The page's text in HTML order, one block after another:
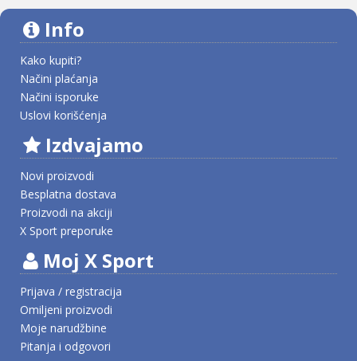
Info
Kako kupiti?
Načini plaćanja
Načini isporuke
Uslovi korišćenja
Izdvajamo
Novi proizvodi
Besplatna dostava
Proizvodi na akciji
X Sport preporuke
Moj X Sport
Prijava / registracija
Omiljeni proizvodi
Moje narudžbine
Pitanja i odgovori